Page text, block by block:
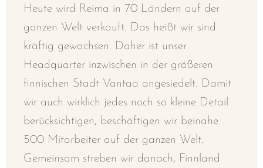
Heute wird Reima in 70 Ländern auf der
ganzen Welt verkauft. Das heißt wir sind
kräftig gewachsen. Daher ist unser
Headquarter inzwischen in der größeren
finnischen Stadt Vantaa angesiedelt. Damit
wir auch wirklich jedes noch so kleine Detail
berücksichtigen, beschäftigen wir beinahe
500 Mitarbeiter auf der ganzen Welt.
Gemeinsam streben wir danach, Finnland